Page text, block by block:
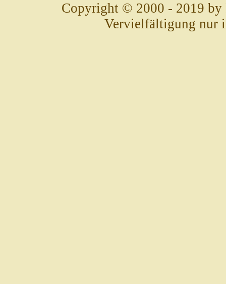
Copyright © 2000 - 2019 by
Vervielfältigung nur